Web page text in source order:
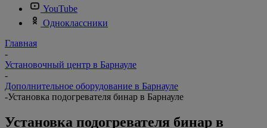
YouTube
Одноклассники
Главная
-
Установочный центр в Барнауле
-
Дополнительное оборудование в Барнауле
-Установка подогревателя бинар в Барнауле
Установка подогревателя бинар в